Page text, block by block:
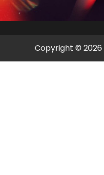
Copyright © 2026